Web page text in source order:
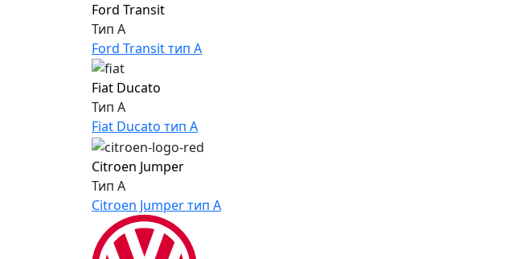
Ford Transit
Тип A
Ford Transit тип A
Fiat Ducato
Тип A
Fiat Ducato тип A
Citroen Jumper
Тип A
Citroen Jumper тип A